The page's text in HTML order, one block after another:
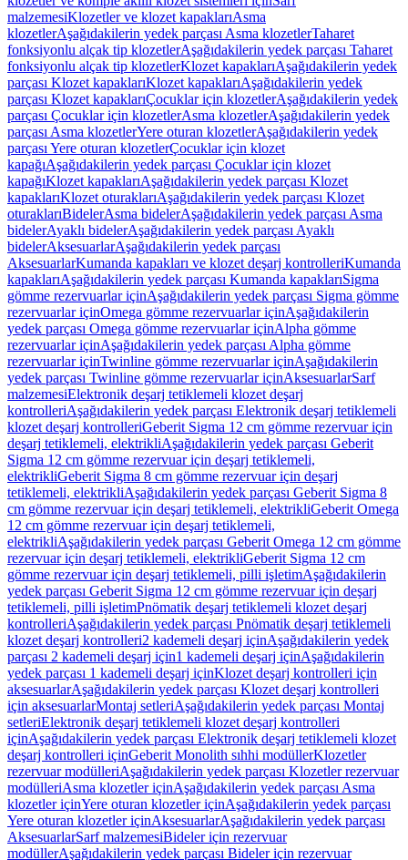
malzemesiKlozetler ve klozet kapaklarıAsma
klozetlerAşağıdakilerin yedek parçası Asma klozetlerTaharet
fonksiyonlu alçak tip klozetlerAşağıdakilerin yedek parçası Taharet
fonksiyonlu alçak tip klozetlerKlozet kapaklarıAşağıdakilerin yedek
parçası Klozet kapaklarıKlozet kapaklarıAşağıdakilerin yedek
parçası Klozet kapaklarıÇocuklar için klozetlerAşağıdakilerin yedek
parçası Çocuklar için klozetlerAsma klozetlerAşağıdakilerin yedek
parçası Asma klozetlerYere oturan klozetlerAşağıdakilerin yedek
parçası Yere oturan klozetlerÇocuklar için klozet
kapağıAşağıdakilerin yedek parçası Çocuklar için klozet
kapağıKlozet kapaklarıAşağıdakilerin yedek parçası Klozet
kapaklarıKlozet oturaklarıAşağıdakilerin yedek parçası Klozet
oturaklarıBidelerAsma bidelerAşağıdakilerin yedek parçası Asma
bidelerAyaklı bidelerAşağıdakilerin yedek parçası Ayaklı
bidelerAksesuarlarAşağıdakilerin yedek parçası
AksesuarlarKumanda kapakları ve klozet deşarj kontrolleriKumanda
kapaklarıAşağıdakilerin yedek parçası Kumanda kapaklarıSigma
gömme rezervuarlar içinAşağıdakilerin yedek parçası Sigma gömme
rezervuarlar içinOmega gömme rezervuarlar içinAşağıdakilerin
yedek parçası Omega gömme rezervuarlar içinAlpha gömme
rezervuarlar içinAşağıdakilerin yedek parçası Alpha gömme
rezervuarlar içinTwinline gömme rezervuarlar içinAşağıdakilerin
yedek parçası Twinline gömme rezervuarlar içinAksesuarlarSarf
malzemesiElektronik deşarj tetiklemeli klozet deşarj
kontrolleriAşağıdakilerin yedek parçası Elektronik deşarj tetiklemeli
klozet deşarj kontrolleriGeberit Sigma 12 cm gömme rezervuar için
deşarj tetiklemeli, elektrikliAşağıdakilerin yedek parçası Geberit
Sigma 12 cm gömme rezervuar için deşarj tetiklemeli,
elektrikliGeberit Sigma 8 cm gömme rezervuar için deşarj
tetiklemeli, elektrikliAşağıdakilerin yedek parçası Geberit Sigma 8
cm gömme rezervuar için deşarj tetiklemeli, elektrikliGeberit Omega
12 cm gömme rezervuar için deşarj tetiklemeli,
elektrikliAşağıdakilerin yedek parçası Geberit Omega 12 cm gömme
rezervuar için deşarj tetiklemeli, elektrikliGeberit Sigma 12 cm
gömme rezervuar için deşarj tetiklemeli, pilli işletimAşağıdakilerin
yedek parçası Geberit Sigma 12 cm gömme rezervuar için deşarj
tetiklemeli, pilli işletimPnömatik deşarj tetiklemeli klozet deşarj
kontrolleriAşağıdakilerin yedek parçası Pnömatik deşarj tetiklemeli
klozet deşarj kontrolleri2 kademeli deşarj içinAşağıdakilerin yedek
parçası 2 kademeli deşarj için1 kademeli deşarj içinAşağıdakilerin
yedek parçası 1 kademeli deşarj içinKlozet deşarj kontrolleri için
aksesuarlarAşağıdakilerin yedek parçası Klozet deşarj kontrolleri
için aksesuarlarMontaj setleriAşağıdakilerin yedek parçası Montaj
setleriElektronik deşarj tetiklemeli klozet deşarj kontrolleri
içinAşağıdakilerin yedek parçası Elektronik deşarj tetiklemeli klozet
deşarj kontrolleri içinGeberit Monolith sıhhi modüllerKlozetler
rezervuar modülleriAşağıdakilerin yedek parçası Klozetler rezervuar
modülleriAsma klozetler içinAşağıdakilerin yedek parçası Asma
klozetler içinYere oturan klozetler içinAşağıdakilerin yedek parçası
Yere oturan klozetler içinAksesuarlarAşağıdakilerin yedek parçası
AksesuarlarSarf malzemesiBideler için rezervuar
modüllerAşağıdakilerin yedek parçası Bideler için rezervuar